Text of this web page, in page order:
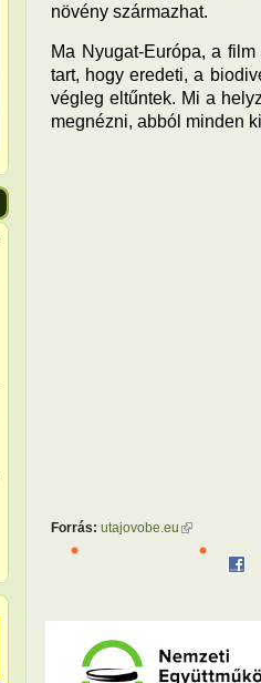
növény származhat.
Ma Nyugat-Európa, a
tart, hogy eredeti, a
végleg eltűntek. Mi a
megnézni, abból minden
Forrás: utajovobe.eu (külső